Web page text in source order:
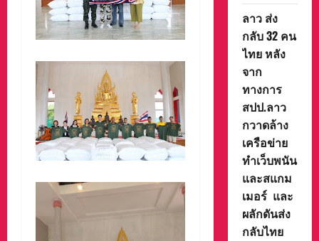
ลาว ส่ง
กลับ 32 คน
ไทย หลัง
จาก
ทางการ
สปป.ลาว
กวาดล้าง
เครือข่าย
ทำเว็บพนัน
และสแกม
เมอร์ และ
ผลักดันส่ง
กลับไทย